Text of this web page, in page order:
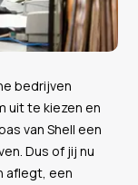
bedrijven
uit te kiezen en
van Shell een
Dus of jij nu
aflegt, een